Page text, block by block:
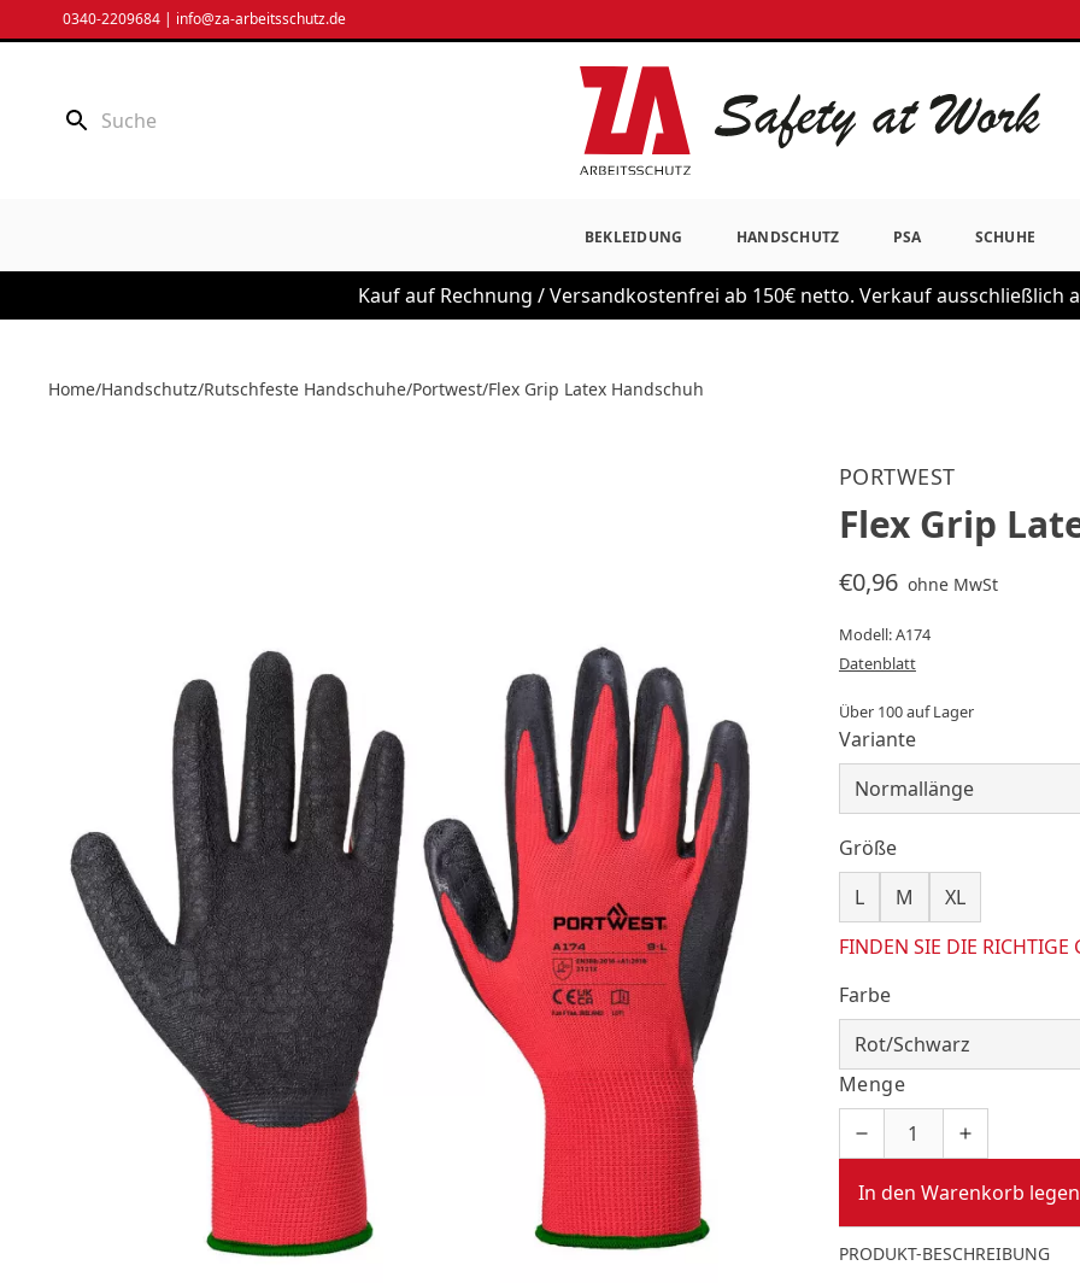
Inhalt
0340-2209684 | info@za-arbeitsschutz.de
BEKLEIDUNG HANDSCHUTZ PSA SCHUHE
Kauf auf Rechnung / Versandkostenfrei ab 150€ netto. Verkauf ausschließlich
Home/Handschutz/Rutschfeste Handschuhe/Portwest/Flex Grip Latex Handschuh
PORTWEST
Flex Grip
€0,96 ohne MwSt
Modell: A174
Datenblatt
Über 100 auf Lager
Variante
Größe
L
M
XL
FINDEN SIE DIE RICHTIGE
Farbe
Menge
In den Warenkorb legen
PRODUKT-BESCHREIBUNG